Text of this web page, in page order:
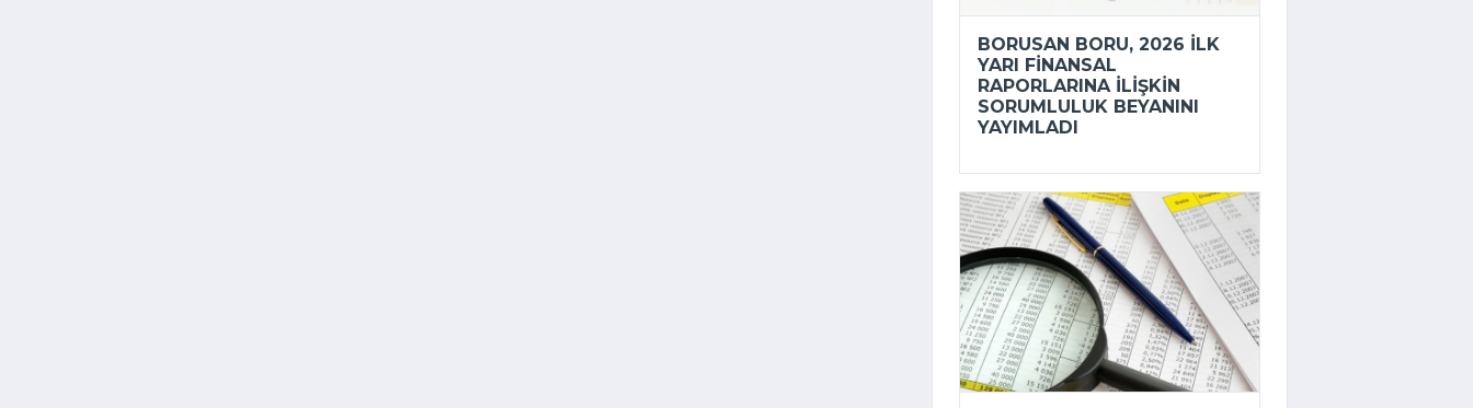
BORUSAN BORU, 2026 ILK
YARI FINANSAL
RAPORLARINA ILIŞKIN
SORUMLULUK BEYANINI
YAYIMLADI